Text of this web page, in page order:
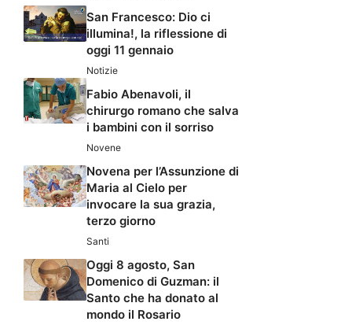
San Francesco: Dio ci
illumina!, la riflessione di
oggi 11 gennaio
Notizie
Fabio Abenavoli, il
chirurgo romano che salva
i bambini con il sorriso
Novene
Novena per l’Assunzione di
Maria al Cielo per
invocare la sua grazia,
terzo giorno
Santi
Oggi 8 agosto, San
Domenico di Guzman: il
Santo che ha donato al
mondo il Rosario